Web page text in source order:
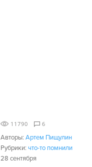
11790 6
Авторы: Артем Пищулин
Рубрики: что-то помнили
28 сентября